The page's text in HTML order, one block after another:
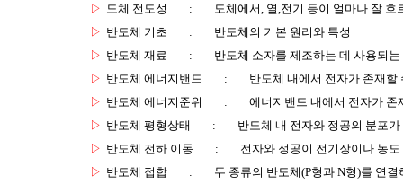
▷ 도체 전도성 :
도체에서, 열,전기 등이 얼마나 잘 흐
▷ 반도체 기초 :
반도체의 기본 원리와 특성
▷ 반도체 재료 :
반도체 소자를 제조하는 데 사용되
▷ 반도체 에너지밴드 :
반도체 내에서 전자가 존재할
▷ 반도체 에너지준위 :
에너지밴드 내에서 전자가 존
▷ 반도체 평형상태 :
반도체 내 전자와 정공의 분포
▷ 반도체 전하 이동 :
전자와 정공이 전기장이나 농
▷ 반도체 접합 :
두 종류의 반도체(P형과 N형)를 연